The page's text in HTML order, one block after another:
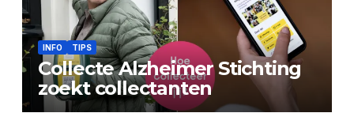
INFO TIPS
Collecte Alzheimer Stichting
zoekt collectanten